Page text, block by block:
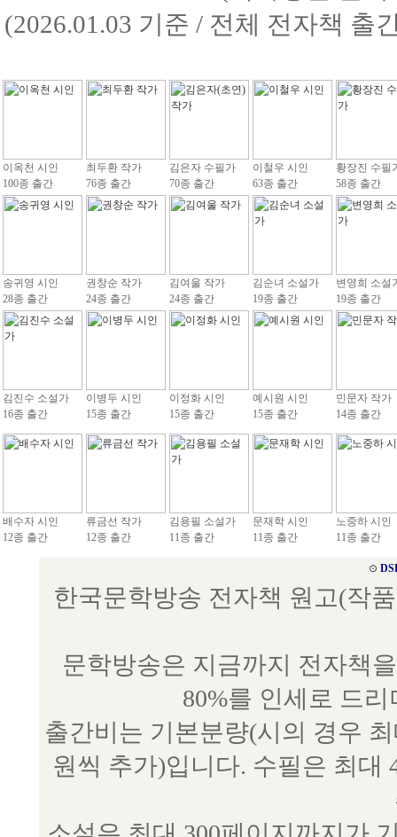
(2026.01.03 기준 / 전체 전자책 출
이옥천 시인
100종 출간
최두환 작가
76종 출간
김은자 수필가
70종 출간
이철우 시인
63종 출간
황장진 수필
58종 출간
송귀영 시인
28종 출간
권창순 작가
24종 출간
김여울 작가
24종 출간
김순녀 소설가
19종 출간
변영희 소설
19종 출간
김진수 소설가
16종 출간
이병두 시인
15종 출간
이정화 시인
15종 출간
예시원 시인
15종 출간
민문자 작가
14종 출간
배수자 시인
12종 출간
류금선 작가
12종 출간
김용필 소설가
11종 출간
문재학 시인
11종 출간
노중하 시인
11종 출간
⊙
한국문학방송 전자책 원고(작
문학방송은 지금까지 전자책
80%를 인세로 드
출간비는 기본분량(시의 경우
원씩 추가)입니다. 수필은 최대